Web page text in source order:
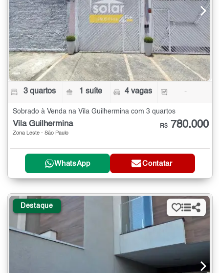
3 quartos 1 suíte 4 vagas -
Sobrado à Venda na Vila Guilhermina com 3 quartos
Vila Guilhermina
Zona Leste - São Paulo
R$ 780.000
WhatsApp Contatar
Destaque